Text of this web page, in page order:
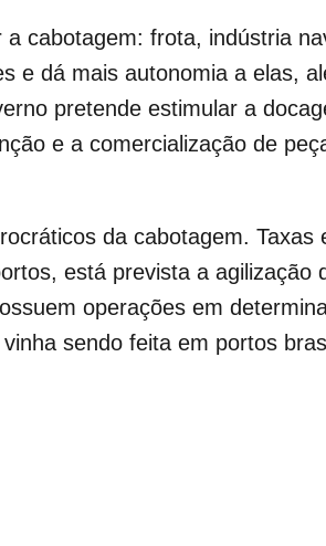
cabotagem: frota, indústria
e dá mais autonomia a elas,
pretende estimular a
e a comercialização de
da cabotagem. Taxas
está prevista a agilização
operações em
sendo feita em portos